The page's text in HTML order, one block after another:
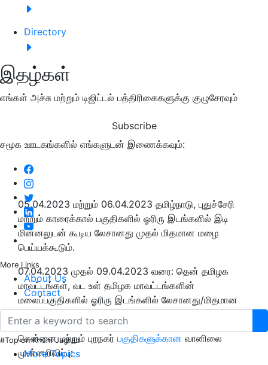
Directory
இதழ்கள்
எங்கள் அச்சு மற்றும் டிஜிட்டல் பத்திரிகைகளுக்கு குழுசேரவும்
Subscribe
சமூக ஊடகங்களில் எங்களுடன் இணைக்கவும்:
More Links
About Us
Contact
#Top on Krishi Jagran
More Topics
05.04.2023 மற்றும் 06.04.2023 தமிழ்நாடு, புதுச்சேரி
மற்றும் காரைக்கால் பகுதிகளில் ஓரிரு இடங்களில் இடி
மின்னலுடன் கூடிய லேசானது முதல் மிதமான மழை
பெய்யக்கூடும்.
07.04.2023 முதல் 09.04.2023 வரை: தென் தமிழக
மாவட்டங்கள், வட உள் தமிழக மாவட்டங்களின்
மலைப்பகுதிகளில் ஓரிரு இடங்களில் லேசானது/மிதமான
மழை பெய்யக்கூடும்.
சென்னை மற்றும் புறநகர் பகுதிகளுக்கான வானிலை
முன்னறிவிப்பு: